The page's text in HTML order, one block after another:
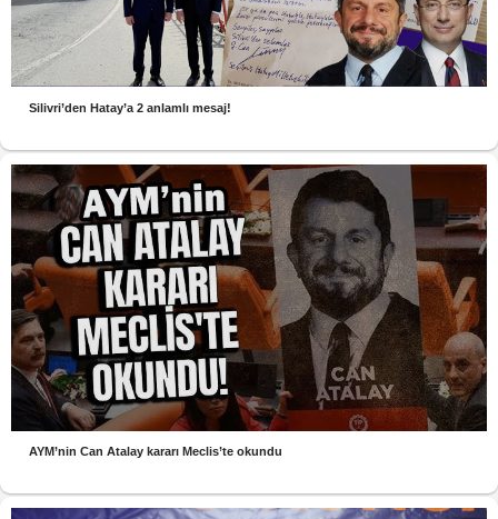
Silivri’den Hatay’a 2 anlamlı mesaj!
AYM’nin Can Atalay kararı Meclis’te okundu